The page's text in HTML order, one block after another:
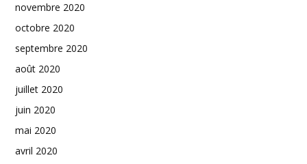
novembre 2020
octobre 2020
septembre 2020
août 2020
juillet 2020
juin 2020
mai 2020
avril 2020